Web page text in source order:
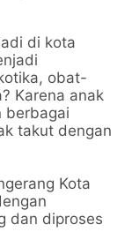
di kota
obat-
Karena anak
berbagai
takut dengan
Kota
dan diproses